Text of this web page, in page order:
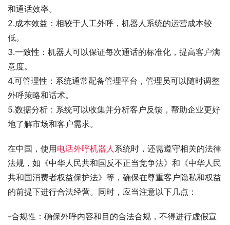
和通话效率。
2.成本效益：相较于人工外呼，机器人系统的运营成本较
低。
3.一致性：机器人可以保证每次通话的标准化，提高客户满
意度。
4.可管理性：系统通常配备管理平台，管理员可以随时调整
外呼策略和话术。
5.数据分析：系统可以收集并分析客户反馈，帮助企业更好
地了解市场和客户需求。
在中国，使用电话外呼机器人系统时，还需遵守相关的法律
法规，如《中华人民共和国反不正当竞争法》和《中华人民
共和国消费者权益保护法》等，确保在尊重客户隐私和权益
的前提下进行合法经营。同时，应当注意以下几点：
-合规性：确保外呼内容和目的合法合规，不得进行虚假宣